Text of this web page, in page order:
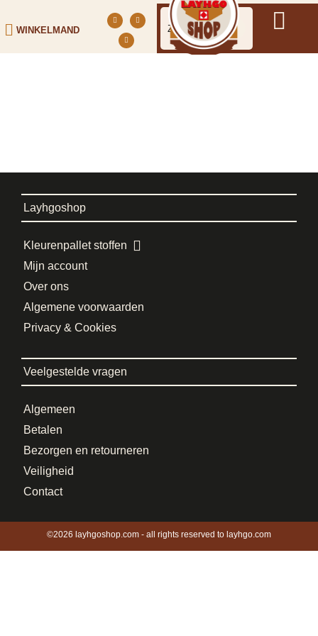
WINKELMAND
Layhgoshop
Kleurenpallet stoffen
Mijn account
Over ons
Algemene voorwaarden
Privacy & Cookies
Veelgestelde vragen
Algemeen
Betalen
Bezorgen en retourneren
Veiligheid
Contact
©2026 layhgoshop.com - all rights reserved to layhgo.com